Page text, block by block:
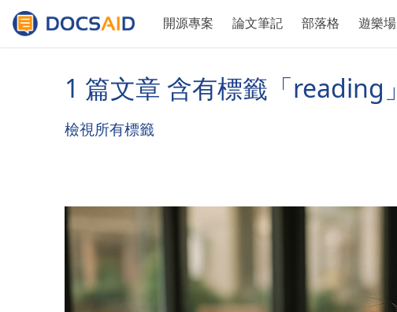
開源專案 論文筆記 部落格 遊樂場
1 篇文章 含有標籤「reading」
檢視所有標籤